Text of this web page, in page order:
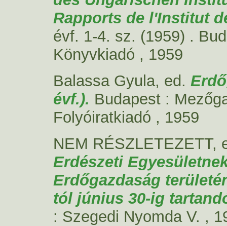
Rapports de l'Institut
évf. 1-4. sz. (1959) .
Könyvkiadó , 1959
Balassa Gyula, ed.
évf.). Budapest :
Folyóiratkiadó , 1959
NEM RÉSZLETEZETT,
Erdészeti
Erdőgazdaság
tól június 30-ig
: Szegedi Nyomda V. ,